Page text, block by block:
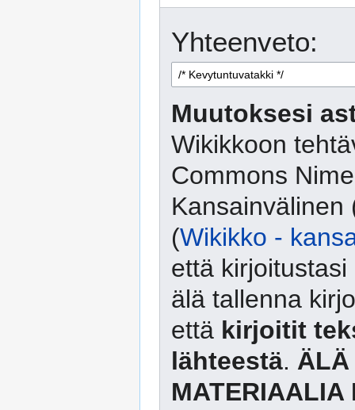
Yhteenveto:
Muutoksesi
Wikikkoon
Commons
Kansainvälinen
(Wikikko -
että
älä tallenna
että kirjoitit
lähteestä. ÄLÄ
MATERIAALIA